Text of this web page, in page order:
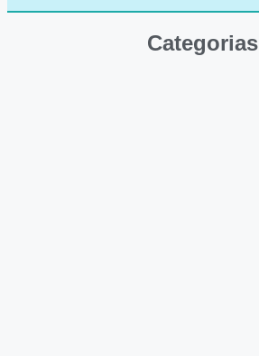
Categorias